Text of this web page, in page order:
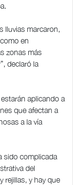
lluvias marcaron,
en
zonas más
declaró la
aplicando a
que afectan a
a la vía
sido complicada
del
rejillas, y hay que